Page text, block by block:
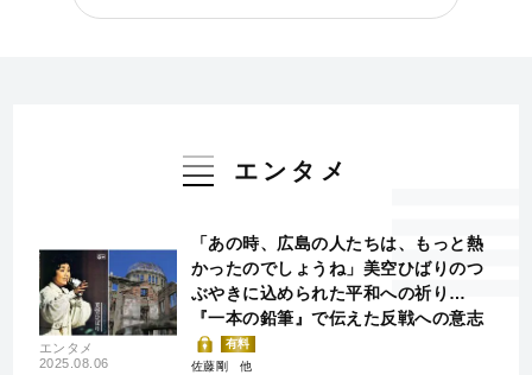
エンタメ
エンタメ
2025.08.06
「あの時、広島の人たちは、もっと熱
かったのでしょうね」美空ひばりのつ
ぶやきに込められた平和への祈り…
『一本の鉛筆』で伝えた反戦への意志
有料
佐藤剛